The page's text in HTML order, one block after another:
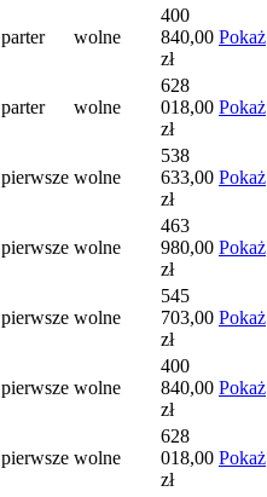
parter wolne
400
840,00
zł
Pokaż
parter wolne
628
018,00
zł
Pokaż
pierwsze wolne
538
633,00
zł
Pokaż
pierwsze wolne
463
980,00
zł
Pokaż
pierwsze wolne
545
703,00
zł
Pokaż
pierwsze wolne
400
840,00
zł
Pokaż
pierwsze wolne
628
018,00
zł
Pokaż